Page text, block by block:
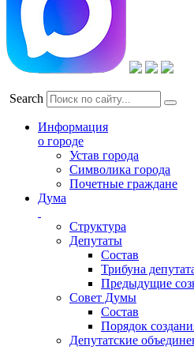
Search
Информация
о городе
Устав города
Символика города
Почетные граждане
Дума
Структура
Депутаты
Состав
Трибуна
Предыдущие
Совет Думы
Состав
Порядок
Депутатские